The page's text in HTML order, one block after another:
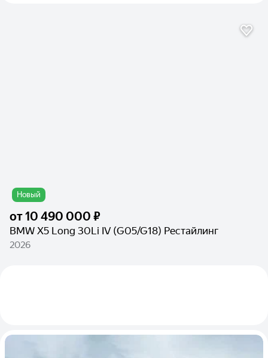
Новый
от10 490 000 ₽
BMW X5 Long 30Li IV (G05/G18) Рестайлинг
2026